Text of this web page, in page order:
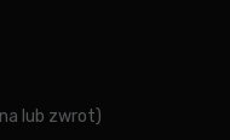
lub zwrot)